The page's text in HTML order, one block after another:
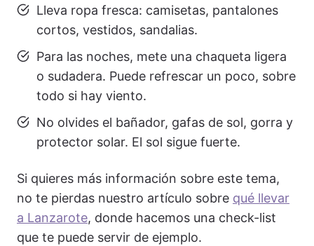
Lleva ropa fresca: camisetas, pantalones
cortos, vestidos, sandalias.
Para las noches, mete una chaqueta ligera
o sudadera. Puede refrescar un poco, sobre
todo si hay viento.
No olvides el bañador, gafas de sol, gorra y
protector solar. El sol sigue fuerte.
Si quieres más información sobre este tema,
no te pierdas nuestro artículo sobre qué llevar
a Lanzarote, donde hacemos una check-list
que te puede servir de ejemplo.